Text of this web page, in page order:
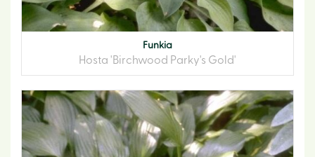
Funkia
Hosta 'Birchwood Parky's Gold'